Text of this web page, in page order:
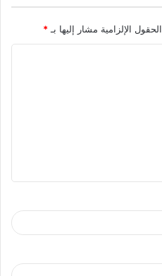
الحقول الإلزامية مشار إليها بـ *